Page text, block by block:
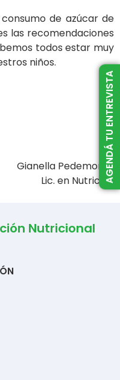
de azúcar de
las recomendaciones
todos estar muy
niños.
Gianella Pedemonte
Lic. en Nutrición
Nutricional
AGENDÁ TU ENTREVISTA